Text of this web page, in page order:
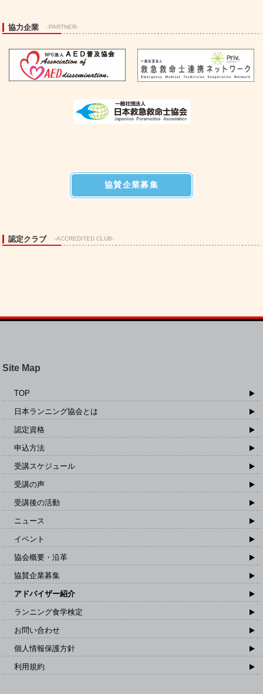
協力企業 -PARTNER-
協賛企業募集
認定クラブ -ACCREDITED CLUB-
Site Map
TOP
日本ランニング協会とは
認定資格
申込方法
受講スケジュール
受講の声
受講後の活動
ニュース
イベント
協会概要・沿革
協賛企業募集
アドバイザー紹介
ランニング食学検定
お問い合わせ
個人情報保護方針
利用規約